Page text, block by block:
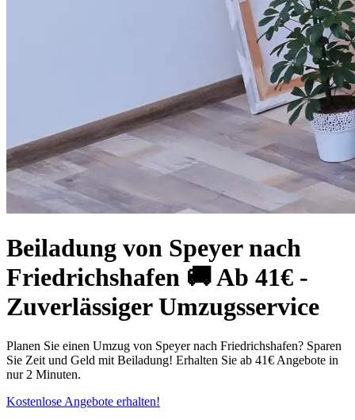
Beiladung von Speyer nach
Friedrichshafen 🚚 Ab 41€ -
Zuverlässiger Umzugsservice
Planen Sie einen Umzug von Speyer nach Friedrichshafen? Sparen
Sie Zeit und Geld mit Beiladung! Erhalten Sie ab 41€ Angebote in
nur 2 Minuten.
Kostenlose Angebote erhalten!